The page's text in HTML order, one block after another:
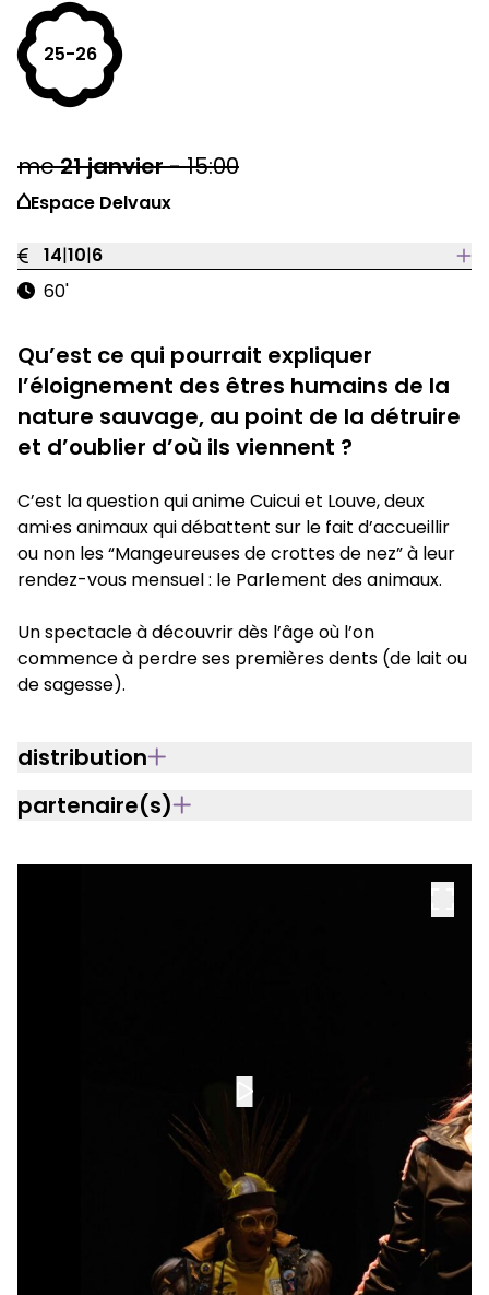
25-26
me21janvier-15:00
Espace Delvaux
14|10|6
60'
Qu’est ce qui pourrait expliquer
l’éloignement des êtres humains de la
nature sauvage, au point de la détruire
et d’oublier d’où ils viennent ?
C’est la question qui anime Cuicui et Louve, deux
ami·es animaux qui débattent sur le fait d’accueillir
ou non les “Mangeureuses de crottes de nez” à leur
rendez-vous mensuel : le Parlement des animaux.
Un spectacle à découvrir dès l’âge où l’on
commence à perdre ses premières dents (de lait ou
de sagesse).
distribution
partenaire(s)